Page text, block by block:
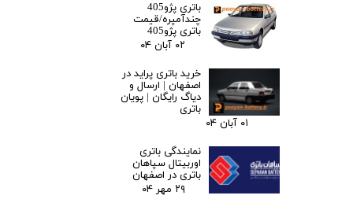
باتری پژو405
چندآمپره/قیمت
باتری پژو405
۰۲ آبان ۰۴
خرید باتری پراید در
اصفهان | ارسال و
دیاگ رایگان | پویان
باتری
۰۱ آبان ۰۴
نمایندگی باتری
اوربیتال سپاهان
باتری در اصفهان
۲۹ مهر ۰۴